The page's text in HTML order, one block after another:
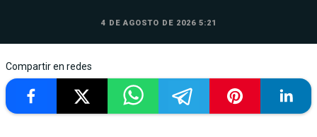
4 DE AGOSTO DE 2026 5:21
Compartir en redes